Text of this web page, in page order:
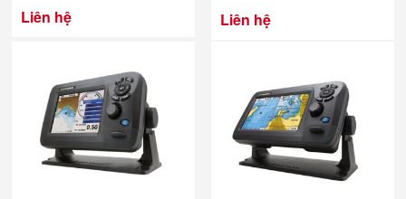
Liên hệ
Liên hệ